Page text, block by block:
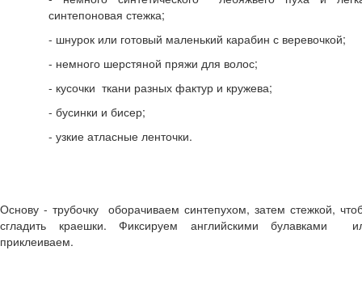
Поделки из бумаги
Аппликации
Объемные поделки из бумаги
Поделки из ниток
Поделки из ткани
Поделки к праздникам
Поделки к Новому году
Поделки к Пасхе
Стихи для детей
синтепоновая стежка;
- шнурок или готовый маленький карабин с веревочкой;
- немного шерстяной пряжи для волос;
- кусочки ткани разных фактур и кружева;
- бусинки и бисер;
- узкие атласные ленточки.
Основу - трубочку оборачиваем синтепухом, затем стежкой,
сгладить краешки. Фиксируем английскими булавками
приклеиваем.